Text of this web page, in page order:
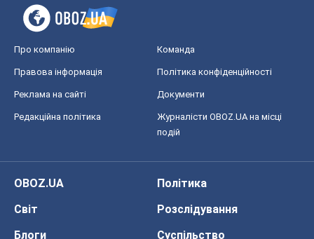
Про компанію Команда
Правова інформація Політика конфіденційності
Реклама на сайті Документи
Редакційна політика
Журналісти OBOZ.UA на місці
подій
OBOZ.UA
Політика
Світ
Розслідування
Блоги
Суспільство